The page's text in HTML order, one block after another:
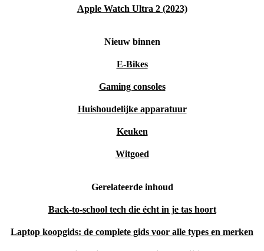
Apple Watch Ultra 2 (2023)
Nieuw binnen
E-Bikes
Gaming consoles
Huishoudelijke apparatuur
Keuken
Witgoed
Gerelateerde inhoud
Back-to-school tech die écht in je tas hoort
Laptop koopgids: de complete gids voor alle types en merken